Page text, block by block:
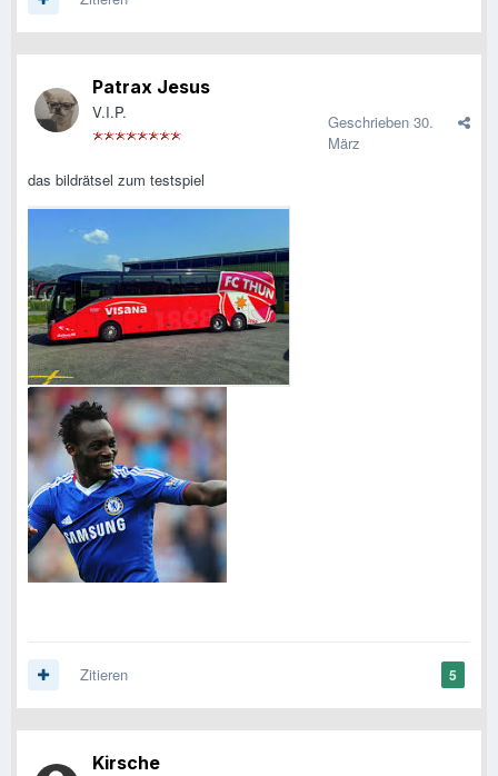
Patrax Jesus
V.I.P. Geschrieben 30.
März
das bildrätsel zum testspiel
5
Zitieren
Kirsche